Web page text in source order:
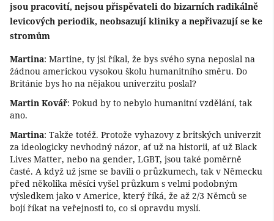
jsou pracovití, nejsou přispěvateli do bizarních radikálně
levicových periodik, neobsazují kliniky a nepřivazují se ke
stromům
Martina: Martine, ty jsi říkal, že bys svého syna neposlal na
žádnou americkou vysokou školu humanitního směru. Do
Británie bys ho na nějakou univerzitu poslal?
Martin Kovář: Pokud by to nebylo humanitní vzdělání, tak
ano.
Martina: Takže totéž. Protože vyhazovy z britských univerzit
za ideologicky nevhodný názor, ať už na historii, ať už Black
Lives Matter, nebo na gender, LGBT, jsou také poměrně
časté. A když už jsme se bavili o průzkumech, tak v Německu
před několika měsíci vyšel průzkum s velmi podobným
výsledkem jako v Americe, který říká, že až 2/3 Němců se
bojí říkat na veřejnosti to, co si opravdu myslí.